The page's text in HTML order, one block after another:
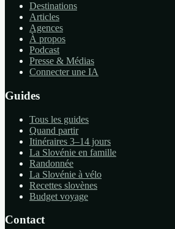
Destinations
Articles
Agences
À propos
Podcast
Presse & Médias
Connecter une IA
Guides
Tous les guides
Quand partir
Itinéraires 3–14 jours
La Slovénie en famille
Randonnée
La Slovénie à vélo
Recettes slovènes
Budget voyage
Contact